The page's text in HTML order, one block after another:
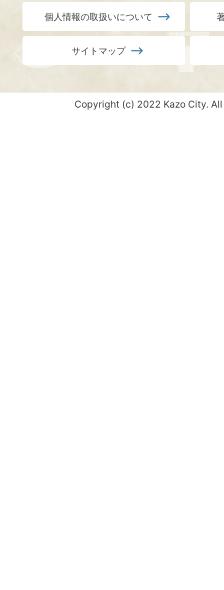
個人情報の取扱いについて
サイトマップ
Copyright (c) 2022 Kazo City.